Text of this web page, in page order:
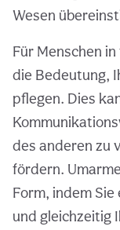
Wesen
Für Menschen
die Bedeutung,
pflegen. Dies
des anderen zu
fördern.
Form, indem
und gleichzeitig